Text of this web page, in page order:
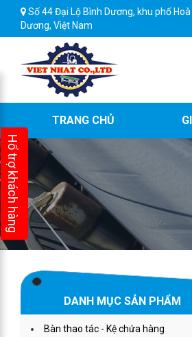
Số 44 Đại Lộ Bình Dương, khu phố
Dương, Việt Nam
TRANG CHỦ
DANH MỤC SẢN PHẨM
Bàn thao tác - Kệ chứa hàng
Hổ trợ khách hàng